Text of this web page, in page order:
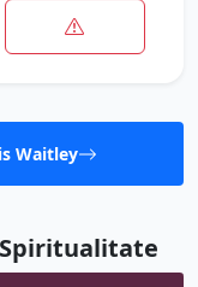
Waitley